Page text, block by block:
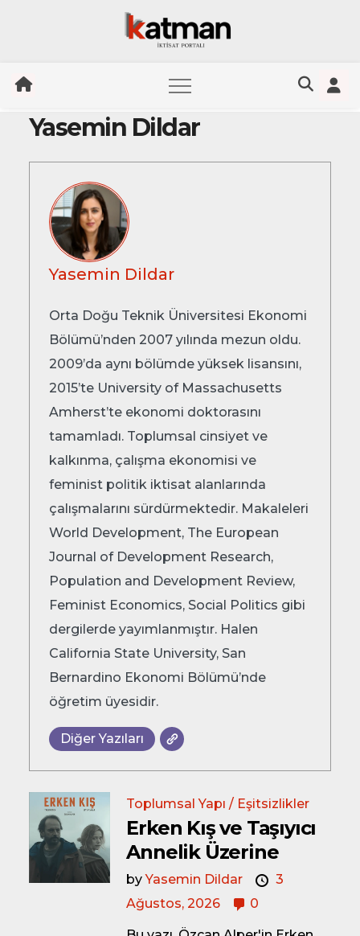
Yasemin Dildar
Yasemin Dildar
Orta Doğu Teknik Üniversitesi Ekonomi
Bölümü’nden 2007 yılında mezun oldu.
2009’da aynı bölümde yüksek lisansını,
2015’te University of Massachusetts
Amherst’te ekonomi doktorasını
tamamladı. Toplumsal cinsiyet ve
kalkınma, çalışma ekonomisi ve
feminist politik iktisat alanlarında
çalışmalarını sürdürmektedir. Makaleleri
World Development, The European
Journal of Development Research,
Population and Development Review,
Feminist Economics, Social Politics gibi
dergilerde yayımlanmıştır. Halen
California State University, San
Bernardino Ekonomi Bölümü’nde
öğretim üyesidir.
Diğer Yazıları
Toplumsal Yapı / Eşitsizlikler
Erken Kış ve Taşıyıcı
Annelik Üzerine
byYasemin Dildar
3
Ağustos, 2026
0